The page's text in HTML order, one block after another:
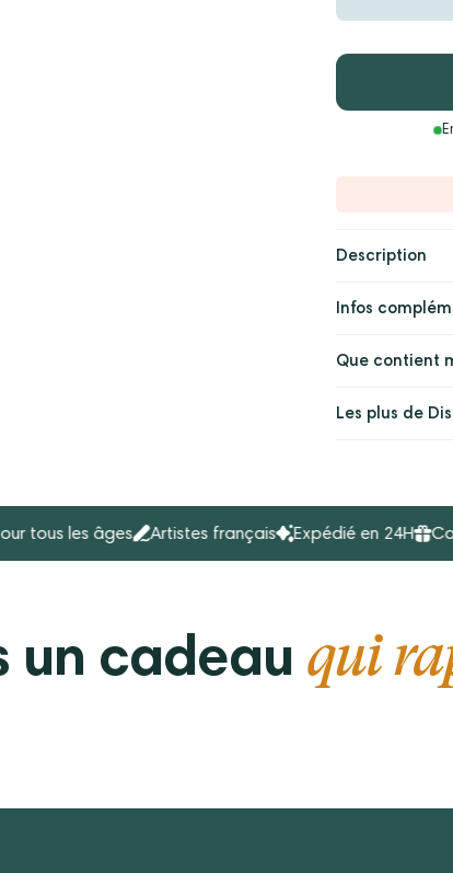
Les
Description
Infos
Que contient
Les plus de
les âges Artistes français Expédié en 24H Cadeau
un cadeau qui